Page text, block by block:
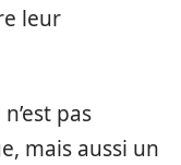
leur
pas
mais aussi un